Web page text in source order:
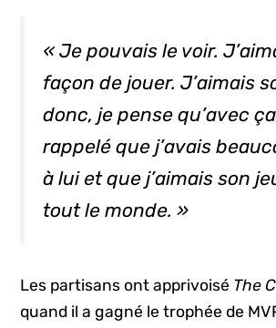
« Je pouvais le voir.
façon de jouer. J’aimais
donc, je pense qu’avec
rappelé que j’avais
à lui et que j’aimais son
tout le monde. »
Les partisans ont apprivoisé The
quand il a gagné le trophée de